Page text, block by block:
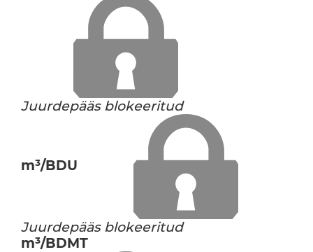
Juurdepääs blokeeritud
m³/BDU
Juurdepääs blokeeritud
m³/BDMT